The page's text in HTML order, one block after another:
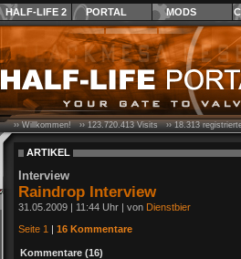
HALF-LIFE 2 PORTAL MODS
›› Willkommen! ››123.720.413Visits ››18.313
ARTIKEL
Interview
Raindrop Interview
31.05.2009 | 11:44 Uhr | von Dienstbier
Seite 1 | 16 Kommentare
Kommentare (16)